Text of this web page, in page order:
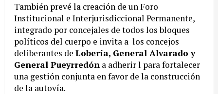
También prevé la creación de un Foro
Institucional e Interjurisdiccional Permanente,
integrado por concejales de todos los bloques
políticos del cuerpo e invita a los concejos
deliberantes de Lobería, General Alvarado y
General Pueyrredón a adherir l para fortalecer
una gestión conjunta en favor de la construcción
de la autovía.